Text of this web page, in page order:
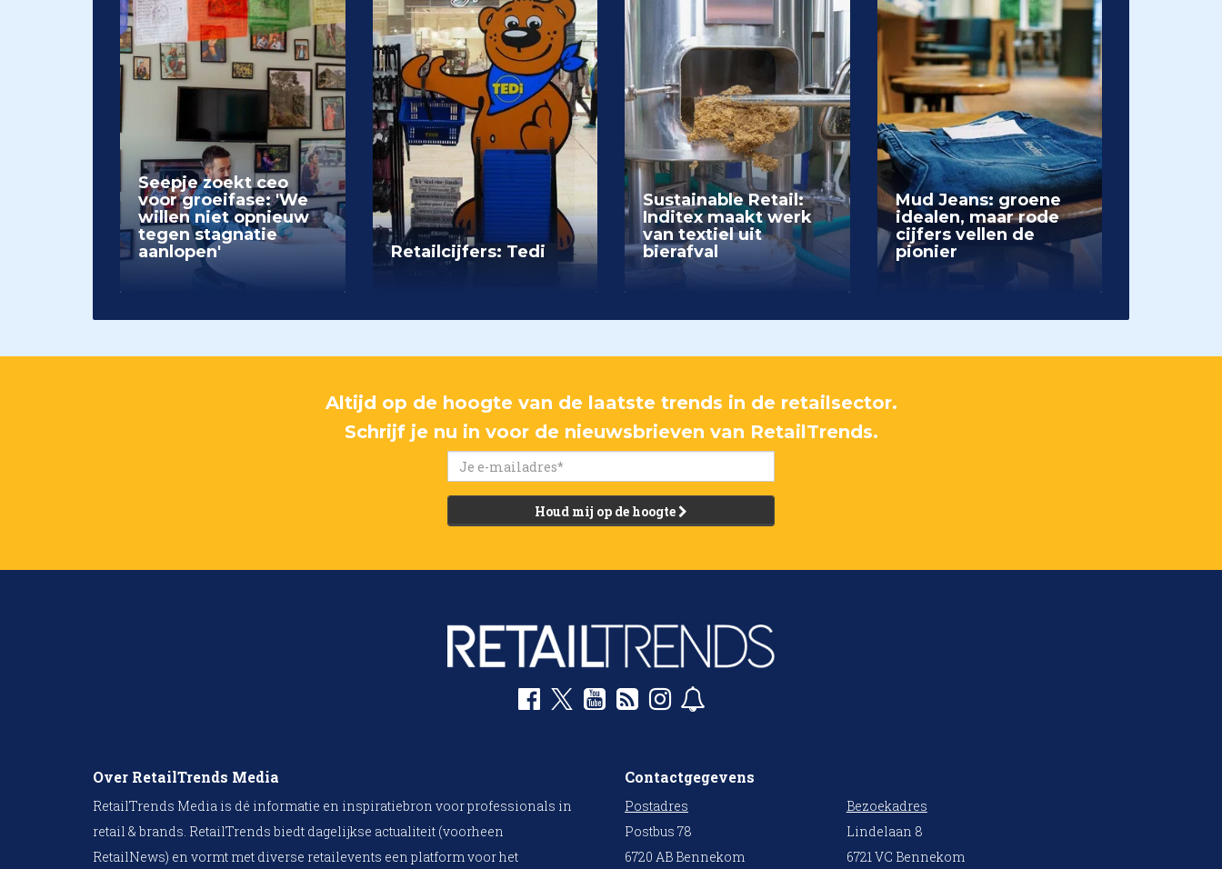
Seepje zoekt ceo
voor groeifase: 'We
willen niet opnieuw
tegen stagnatie
aanlopen'
Retailcijfers: Tedi
Sustainable Retail:
Inditex maakt werk
van textiel uit
bierafval
Mud Jeans: groene
idealen, maar rode
cijfers vellen de
pionier
Altijd op de hoogte van de laatste trends in de retailsector.
Schrijf je nu in voor de nieuwsbrieven van RetailTrends.
Houd mij op de hoogte
Over RetailTrends Media
RetailTrends Media is dé informatie en inspiratiebron voor professionals in
retail & brands. RetailTrends biedt dagelijkse actualiteit (voorheen
RetailNews) en vormt met diverse retailevents een platform voor het
Contactgegevens
Postadres
Postbus 78
6720 AB Bennekom
Bezoekadres
Lindelaan 8
6721 VC Bennekom